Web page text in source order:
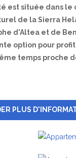
est située dans le
de la Sierra
d'Altea et de
option pour
temps proche
PLUS